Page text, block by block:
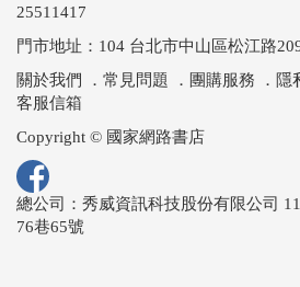
25511417
門市地址：104 台北市中山區松江路
關於我們
． 常見問題 ． 團購服務 ． 隱
客服信箱
Copyright © 國家網路書店
總公司：秀威資訊科技股份有限公司
76巷65號